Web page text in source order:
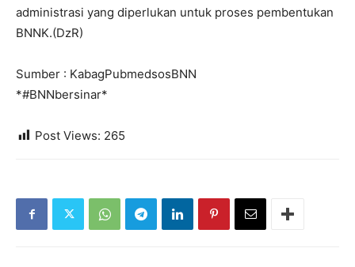
administrasi yang diperlukan untuk proses pembentukan
BNNK.(DzR)
Sumber : KabagPubmedsosBNN
*#BNNbersinar*
Post Views: 265